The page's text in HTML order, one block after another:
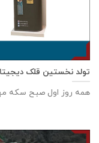
تولد نخستین قلک
همه روز اول صبح سكه